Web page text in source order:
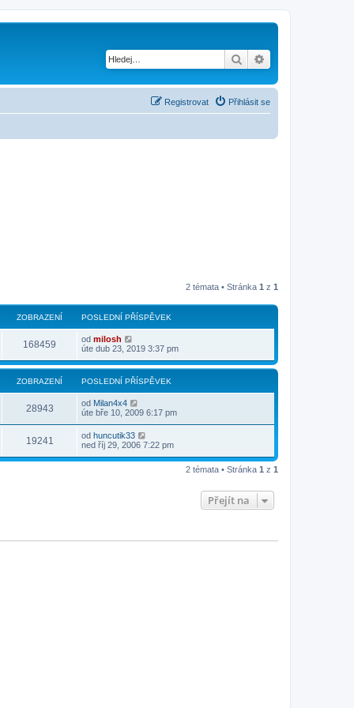
Hledat
Přihlásit se
Registrovat
2 témata • Stránka 1 z 1
ZOBRAZENÍ POSLEDNÍ PŘÍSPĚVEK
168459 od milosh
úte dub 23, 2019 3:37 pm
ZOBRAZENÍ POSLEDNÍ PŘÍSPĚVEK
28943 od Milan4x4
úte bře 10, 2009 6:17 pm
19241 od huncutik33
ned říj 29, 2006 7:22 pm
2 témata • Stránka 1 z 1
Přejít na